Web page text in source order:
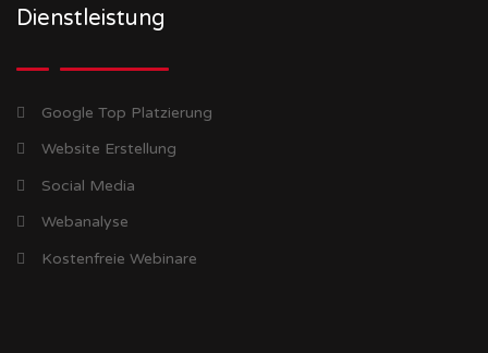
Dienstleistung
Google Top Platzierung
Website Erstellung
Social Media
Webanalyse
Kostenfreie Webinare